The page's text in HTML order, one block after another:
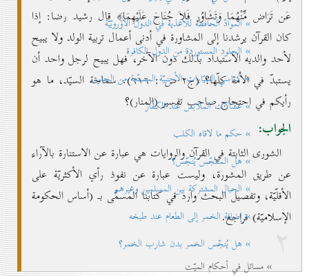
عَن تَرَاض مِّنْهُمَا وَتَشَاوُر فَلاَ جُنَاحَ عَلَيْهِمَا﴾ قال رشيد رضا: إذا
كان القرآن يرشدنا إلى المشاورة في أدنى أعمال تربية الولد ولا يبيح
لأحد والديه الاستبداد بذلك دون الآخر، فهل يبيح لرجل واحد أن
يستبدّ في الاُمة كلّها؟ (ج۲ ص : ٦۱٦). سماحة السيّد، ما هو
رأيكم في احتجاج صاحب تفسير (المنار)؟
الجواب:
الشورى الثابتة في القرآن والروايات هي عبارة عن الاستنارة بالآراء
عن طريق المشورة، وليست عبارة عن نفوذ رأي الأكثريّة على
الأقلّيّة، وتفصيل البحث وارد في كتابنا المسمّى بـ (أساس الحكومة
الإسلاميّة) فراجع.
۲
» الموادّ الحافظة للأغذية في الدول الاُوروبّيّة
» الجلود المستوردة من الدول الكافرة
» كراسي السيّارات الأجنبيّة المصنّعة من الجلود
» غسّالات الملابس عند الكفّار
» حكم ما لاقاه الكلب
» هل المتنجّس يُنجّس؟
» الحبال المشتركة بين المسلمين وغيرهم
» إضافة الخمر إلی الطعام عند طبخه
» هل يُنجّس الخمر بدن شارب الخمر؟
» مسائل في أحكام الميّت